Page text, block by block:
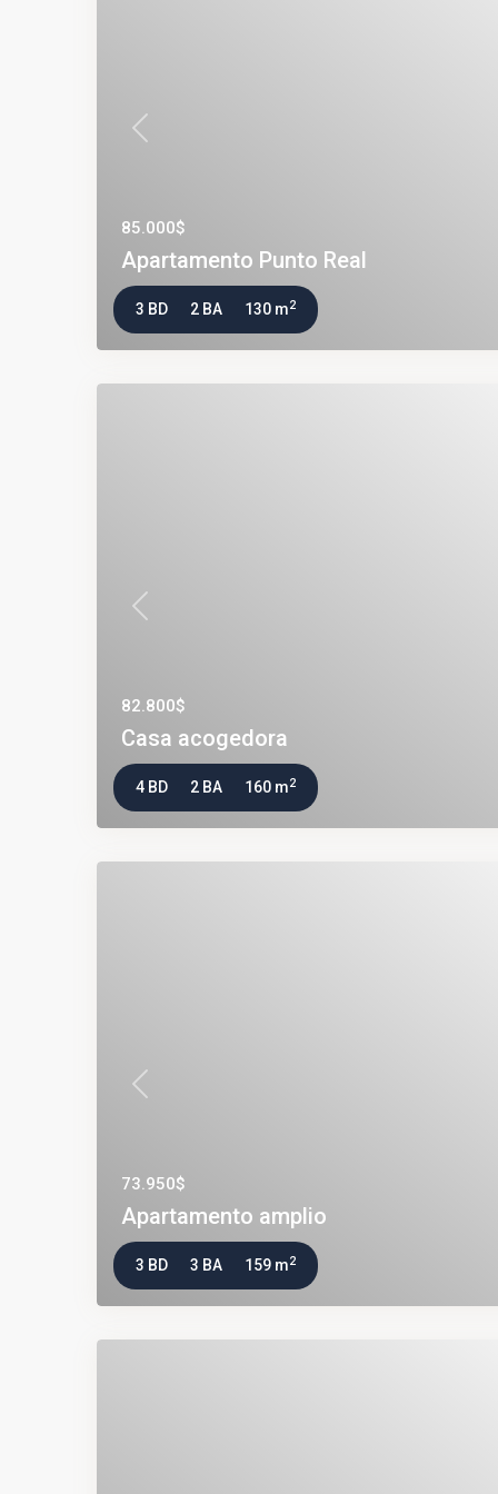
Previous
85.000$
Apartamento Punto Real
3 BD 2 BA 130 m2
Previous
82.800$
Casa acogedora
4 BD 2 BA 160 m2
Previous
73.950$
Apartamento amplio
3 BD 3 BA 159 m2